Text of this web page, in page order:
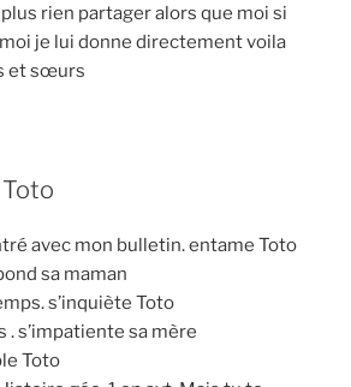
rien partager alors que moi si
je lui donne directement voila
et sœurs
avec mon bulletin. entame Toto
sa maman
s’inquiète Toto
. s’impatiente sa mère
Toto